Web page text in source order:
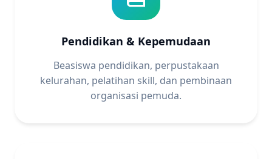
Pendidikan & Kepemudaan
Beasiswa pendidikan, perpustakaan
kelurahan, pelatihan skill, dan pembinaan
organisasi pemuda.